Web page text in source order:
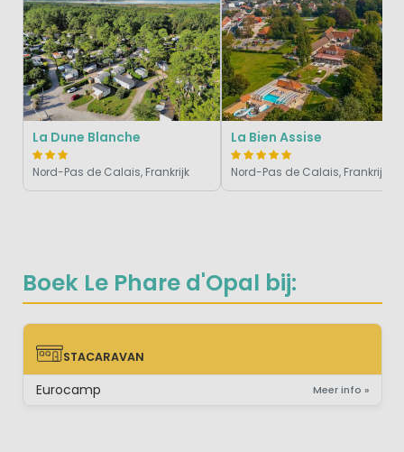
Boek Le Phare d'Opal bij:
STACARAVAN
STACARAVAN
Eurocamp Meer info »
La Dune Blanche
Nord-Pas de Calais, Frankrijk
La Bien Assise
Nord-Pas de Calais, Frankrijk